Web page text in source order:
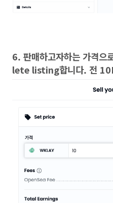
6. 판매하고자하는 가격
lete listing합니다. 전